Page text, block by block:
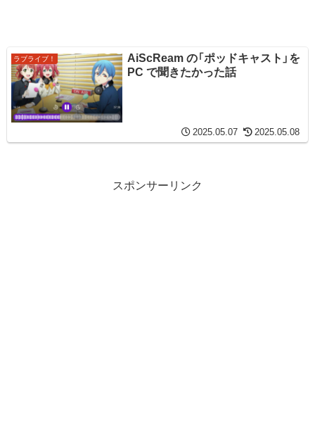
ラブライブ！
AiScReam の「ポッドキャスト」を
PC で聞きたかった話
2025.05.07 2025.05.08
スポンサーリンク